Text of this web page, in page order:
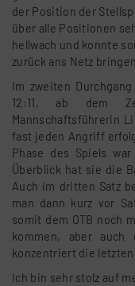
der Position der
über alle Positionen
hellwach und konnte
zurück ans Netz
Im zweiten
12:11, ab dem
Mannschaftsführerin
fast jeden Angriff
Phase des Spiels
Überblick hat sie die
Auch im dritten Satz
man dann kurz vor
somit dem OTB noch
kommen, aber
konzentriert die
Ich bin sehr stolz auf